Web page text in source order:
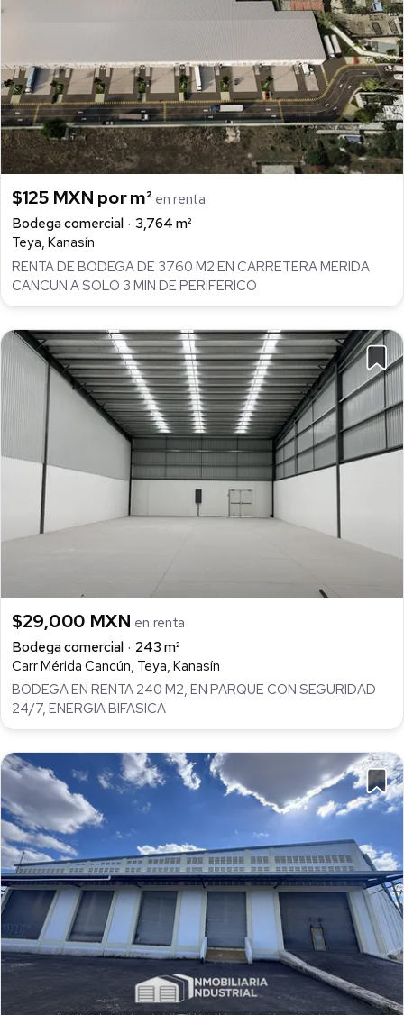
$125 MXN por m² en renta
Bodega comercial
3,764 m²
Teya, Kanasín
RENTA DE BODEGA DE 3760 M2 EN CARRETERA MERIDA
CANCUN A SOLO 3 MIN DE PERIFERICO
$29,000 MXN en renta
Bodega comercial
243 m²
Carr Mérida Cancún, Teya, Kanasín
BODEGA EN RENTA 240 M2, EN PARQUE CON SEGURIDAD
24/7, ENERGIA BIFASICA